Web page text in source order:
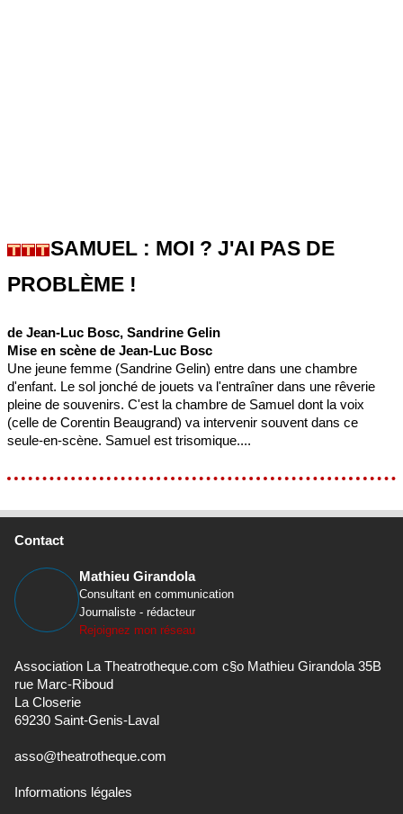
SAMUEL : MOI ? J'AI PAS DE
PROBLÈME !
de Jean-Luc Bosc, Sandrine Gelin
Mise en scène de Jean-Luc Bosc
Une jeune femme (Sandrine Gelin) entre dans une chambre
d'enfant. Le sol jonché de jouets va l'entraîner dans une rêverie
pleine de souvenirs. C'est la chambre de Samuel dont la voix
(celle de Corentin Beaugrand) va intervenir souvent dans ce
seule-en-scène. Samuel est trisomique....
Contact
Mathieu Girandola
Consultant en communication
Journaliste - rédacteur
Rejoignez mon réseau
Association La Theatrotheque.com c§o Mathieu Girandola 35B
rue Marc-Riboud
La Closerie
69230 Saint-Genis-Laval
asso@theatrotheque.com
Informations légales